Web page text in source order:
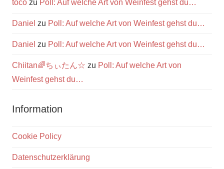
toco zu Poll: Auf welche Art von Weinfest gehst du…
Daniel zu Poll: Auf welche Art von Weinfest gehst du…
Daniel zu Poll: Auf welche Art von Weinfest gehst du…
Chiitan🌈ちぃたん☆ zu Poll: Auf welche Art von
Weinfest gehst du…
Information
Cookie Policy
Datenschutzerklärung